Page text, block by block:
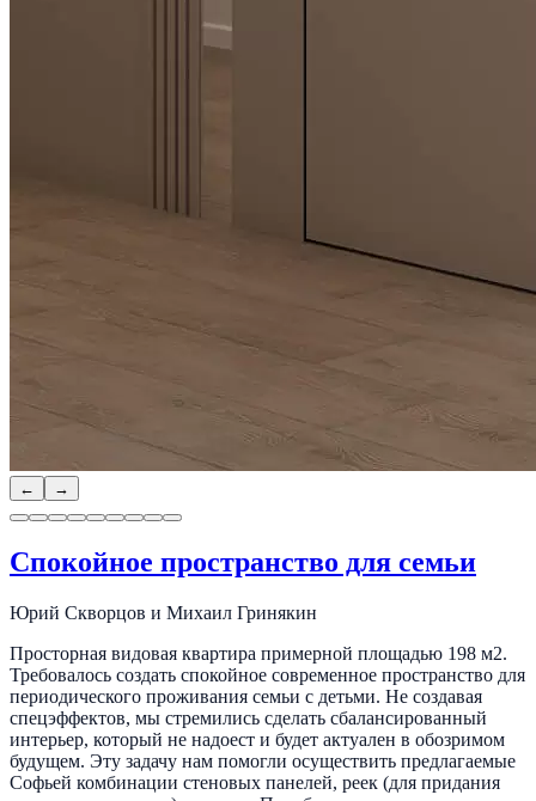
← →
Спокойное пространство для семьи
Юрий Скворцов и Михаил Гринякин
Просторная видовая квартира примерной площадью 198 м2.
Требовалось создать спокойное современное пространство для
периодического проживания семьи с детьми. Не создавая
спецэффектов, мы стремились сделать сбалансированный
интерьер, который не надоест и будет актуален в обозримом
будущем. Эту задачу нам помогли осуществить предлагаемые
Софьей комбинации стеновых панелей, реек (для придания